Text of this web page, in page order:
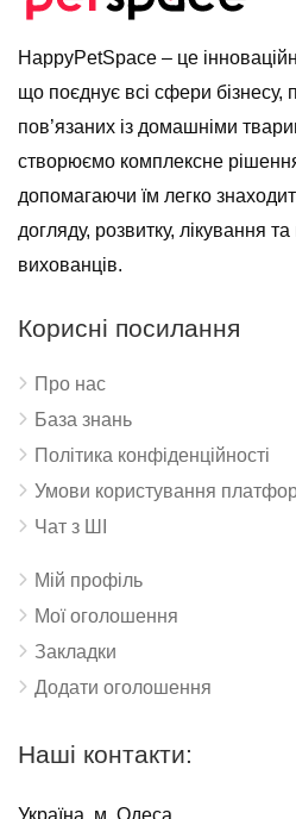
HappyPetSpace – це
що поєднує всі сфери бізнесу,
пов’язаних із домашніми
створюємо комплексне
допомагаючи їм легко
догляду, розвитку, лікування
вихованців.
Корисні посилання
Про нас
База знань
Політика конфіденційності
Умови користування
Чат з ШІ
Мій профіль
Мої оголошення
Закладки
Додати оголошення
Наші контакти: